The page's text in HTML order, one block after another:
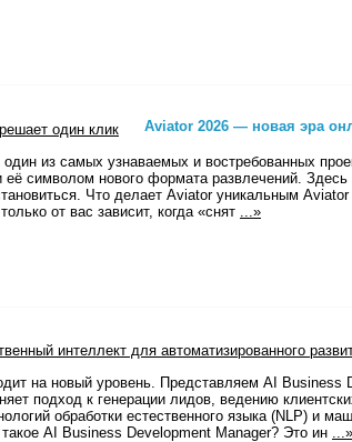
Aviator 2026 — новая эра
из самых узнаваемых и востребованных
символом нового формата развлечений.
Что делает Aviator уникальным
от вас зависит, когда «снят
...»
на новый уровень. Представляем AI
подход к генерации лидов, ведению
обработки естественного языка (NLP) и
AI Business Development Manager? Это ин
...»